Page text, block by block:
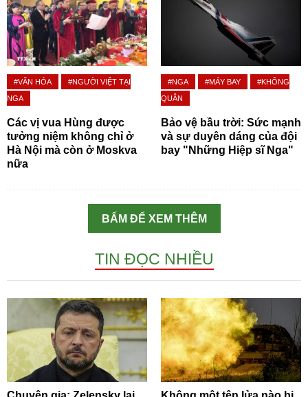
#VĂN HÓA
#NGƯỜI VIỆT TẠI
NGA
Các vị vua Hùng được
tưởng niệm không chỉ ở
Hà Nội mà còn ở Moskva
nữa
#NGA #MÁY BAY
#KHÔNG
QUÂN
Bảo vệ bầu trời: Sức mạnh
và sự duyên dáng của đội
bay "Những Hiệp sĩ Nga"
BẤM ĐỂ XEM THÊM
TIN ĐỌC NHIỀU